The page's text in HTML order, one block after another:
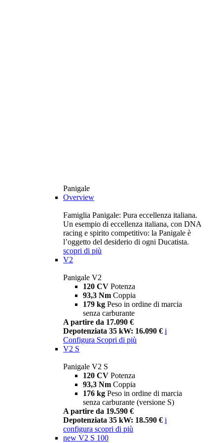
Panigale
Overview
Famiglia Panigale: Pura eccellenza italiana.
Un esempio di eccellenza italiana, con DNA
racing e spirito competitivo: la Panigale è
l’oggetto del desiderio di ogni Ducatista.
scopri di più
V2
Panigale V2
120 CV Potenza
93,3 Nm Coppia
179 kg Peso in ordine di marcia
senza carburante
A partire da 17.090 €
Depotenziata 35 kW: 16.090 € i
Configura Scopri di più
V2 S
Panigale V2 S
120 CV Potenza
93,3 Nm Coppia
176 kg Peso in ordine di marcia
senza carburante (versione S)
A partire da 19.590 €
Depotenziata 35 kW: 18.590 € i
configura scopri di più
new V2 S 100